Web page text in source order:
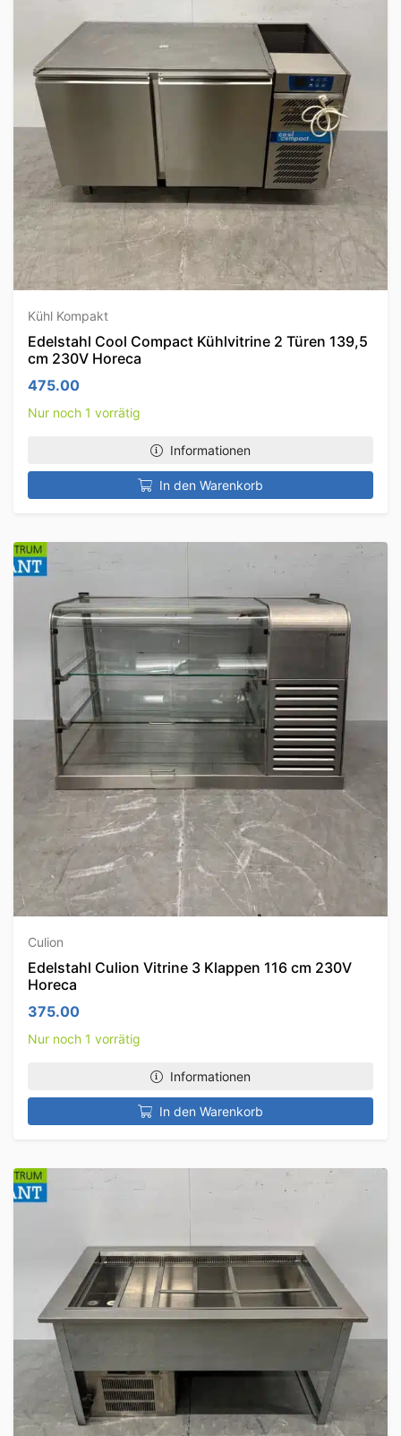
Kühl Kompakt
Edelstahl Cool Compact Kühlvitrine 2 Türen 139,5
cm 230V Horeca
475.00
Nur noch 1 vorrätig
Informationen
In den Warenkorb
Culion
Edelstahl Culion Vitrine 3 Klappen 116 cm 230V
Horeca
375.00
Nur noch 1 vorrätig
Informationen
In den Warenkorb